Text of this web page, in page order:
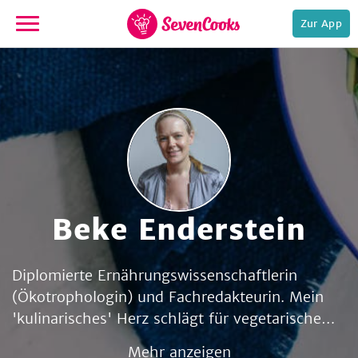
zur
Zur App
Beke Enderstein
Diplomierte Ernährungswissenschaftlerin
(Ökotrophologin) und Fachredakteurin. Mein
'kulinarisches' Herz schlägt für vegetarische
und vegane Rezepte. Ich liebe solche Gerichte
Mehr anzeigen